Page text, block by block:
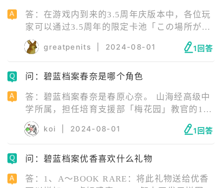
答：在游戏内到来的3.5周年庆版本中，各位玩
家可以通过3.5周年的限定卡池「この場所が永
遠の彼方」获得黑子。 限定卡池开放时间为
2024年7月22日~7月29日09:59。
greatpenits 2024-08-01 1回答
问：碧蓝档案春奈是哪个角色
答：碧蓝档案春奈是春原心奈。 山海经高级中
学所属，担任培育支援部「梅花园」教官的1年
级学生。 虽然是该就读小学的年纪，但因为卓
越的学习能力受到认可，而获得教官的权限。
园生们都亲切地叫她「心奈酱」，但心奈本人
并不喜欢那个称呼。 “我是培育支援部「梅花
真价实的教官唷！？”
koi 2024-08-01 1回答
问：碧蓝档案优香喜欢什么礼物
答：1、A～BOOK RARE：将此礼物送给优香